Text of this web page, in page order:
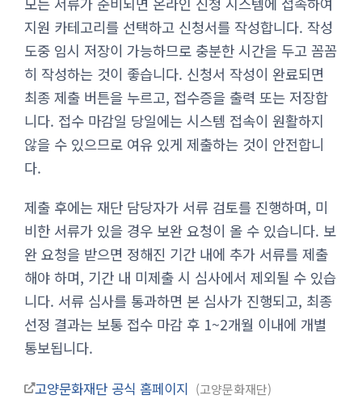
지원 카테고리를 선택하고 신청서를 작성합니다. 작성
도중 임시 저장이 가능하므로 충분한 시간을 두고 꼼꼼
히 작성하는 것이 좋습니다. 신청서 작성이 완료되면
최종 제출 버튼을 누르고, 접수증을 출력 또는 저장합
니다. 접수 마감일 당일에는 시스템 접속이 원활하지
않을 수 있으므로 여유 있게 제출하는 것이 안전합니
다.
제출 후에는 재단 담당자가 서류 검토를 진행하며, 미
비한 서류가 있을 경우 보완 요청이 올 수 있습니다. 보
완 요청을 받으면 정해진 기간 내에 추가 서류를 제출
해야 하며, 기간 내 미제출 시 심사에서 제외될 수 있습
니다. 서류 심사를 통과하면 본 심사가 진행되고, 최종
선정 결과는 보통 접수 마감 후 1~2개월 이내에 개별
통보됩니다.
고양문화재단 공식 홈페이지 고양문화재단